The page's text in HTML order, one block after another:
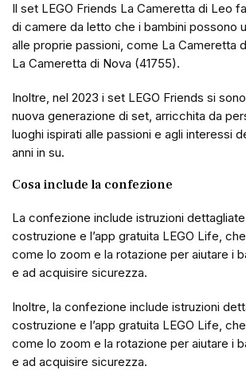
Il set LEGO Friends La Cameretta di Leo
di camere da letto che i bambini possono
alle proprie passioni, come La Cameretta
La Cameretta di Nova (41755).
Inoltre, nel 2023 i set LEGO Friends si
nuova generazione di set, arricchita da
luoghi ispirati alle passioni e agli interessi
anni in su.
Cosa include la confezione
La confezione include istruzioni
costruzione e l’app gratuita LEGO Life,
come lo zoom e la rotazione per aiutare i
e ad acquisire sicurezza.
Inoltre, la confezione include istruzioni
costruzione e l’app gratuita LEGO Life,
come lo zoom e la rotazione per aiutare i
e ad acquisire sicurezza.